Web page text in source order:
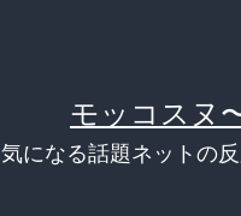
モッコスヌ
気になる話題ネットの